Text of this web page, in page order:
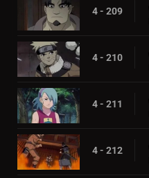
4 - 209
4 - 210
4 - 211
4 - 212